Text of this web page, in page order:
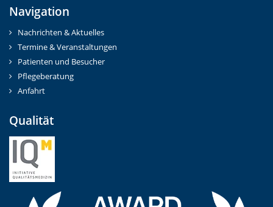
Navigation
Nachrichten & Aktuelles
Termine & Veranstaltungen
Patienten und Besucher
Pflegeberatung
Anfahrt
Qualität